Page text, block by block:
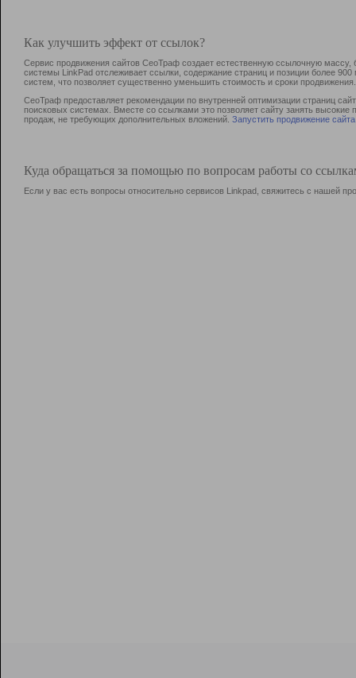
Как улучшить эффект от ссылок?
Сервис продвижения сайтов СеоТраф создает естественную ссылочную
системы LinkPad отслеживает ссылки, содержание страниц и позиции более
систем, что позволяет существенно уменьшить стоимость и сроки продвижения.
СеоТраф предоставляет рекомендации по внутренней оптимизации страниц
поисковых системах. Вместе со ссылками это позволяет сайту занять
продаж, не требующих дополнительных вложений. Запустить продвижение сайта
Куда обращаться за помощью по вопросам работы со
Если у вас есть вопросы относительно сервисов Linkpad, свяжитесь с нашей